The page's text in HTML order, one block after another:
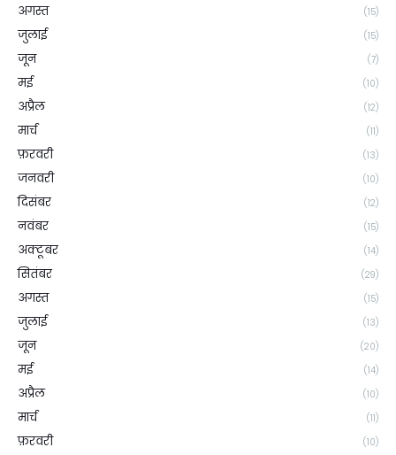
अगस्त (15)
जुलाई (15)
जून (7)
मई (10)
अप्रैल (12)
मार्च (11)
फ़रवरी (13)
जनवरी (10)
दिसंबर (12)
नवंबर (15)
अक्टूबर (14)
सितंबर (29)
अगस्त (15)
जुलाई (13)
जून (20)
मई (14)
अप्रैल (10)
मार्च (11)
फ़रवरी (10)